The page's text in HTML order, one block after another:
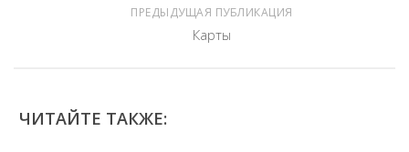
ПРЕДЫДУЩАЯ ПУБЛИКАЦИЯ
Карты
ЧИТАЙТЕ ТАКЖЕ: